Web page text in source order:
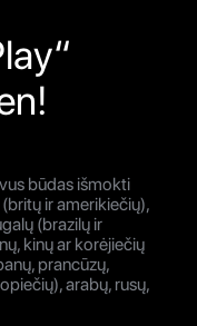
būdas išmokti
ir amerikiečių),
(brazilų ir
kinų ar korėjiečių
prancūzų,
arabų, rusų,